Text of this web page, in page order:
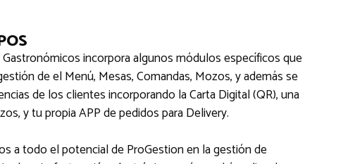
incorpora algunos módulos específicos que
de el Menú, Mesas, Comandas, Mozos, y además se
de los clientes incorporando la Carta Digital (QR), una
y tu propia APP de pedidos para Delivery.
a todo el potencial de ProGestion en la gestión de